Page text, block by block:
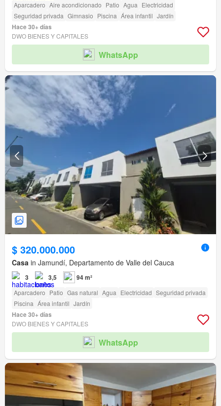
Aparcadero Aire acondicionado Patio Agua Electricidad
Seguridad privada Gimnasio Piscina Área infantil Jardín
Hace 30+ días
DWO BIENES Y CAPITALES
WhatsApp
$ 320.000.000
Casa in Jamundí, Departamento de Valle del Cauca
3 3,5 94 m²
Aparcadero Patio Gas natural Agua Electricidad Seguridad privada
Piscina Área infantil Jardín
Hace 30+ días
DWO BIENES Y CAPITALES
WhatsApp